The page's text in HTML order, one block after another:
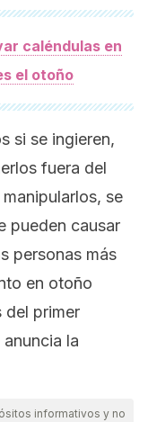
caléndulas en
el otoño
si se ingieren,
fuera del
se
pueden causar
personas más
en otoño
del primer
la
informativos y no